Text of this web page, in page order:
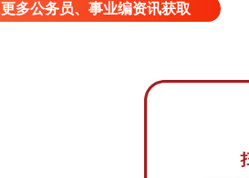
更多公务员、事业编资讯获取